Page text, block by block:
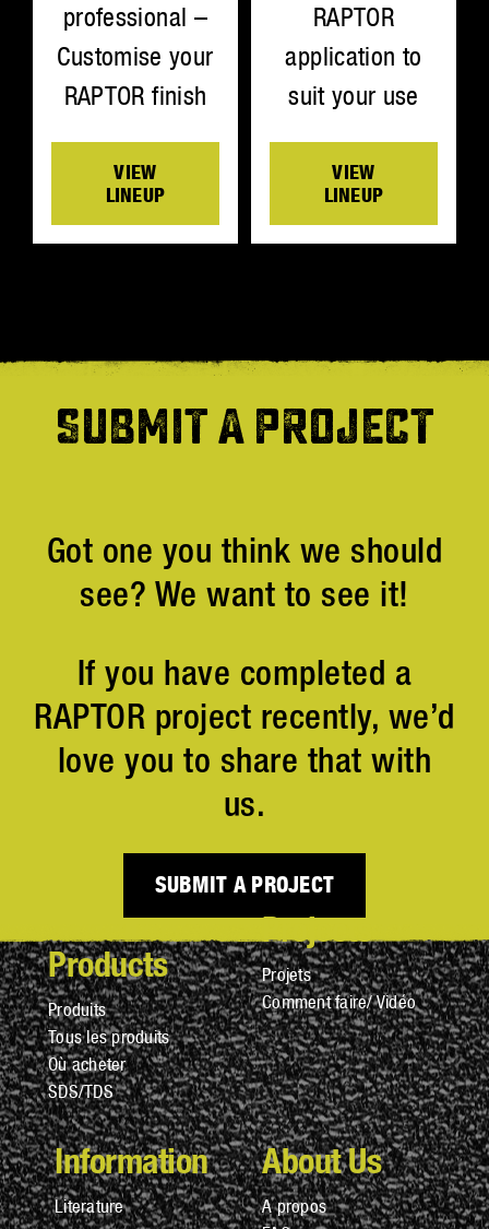
professional –
Customise your
RAPTOR finish
VIEW
LINEUP
RAPTOR
application to
suit your use
VIEW
LINEUP
SUBMIT A PROJECT
Got one you think we should
see? We want to see it!
If you have completed a
RAPTOR project recently, we’d
love you to share that with
us.
SUBMIT A PROJECT
Products
Produits
Tous les produits
Où acheter
SDS/TDS
Projects
Projets
Comment faire/ Vidéo
Information
Literature
About Us
A propos